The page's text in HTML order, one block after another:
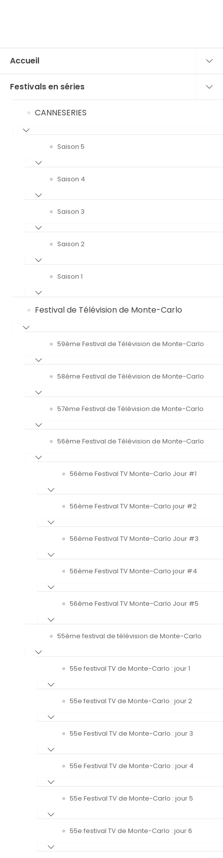
Accueil
Festivals en séries
CANNESERIES
Saison 5
Saison 4
Saison 3
Saison 2
Saison 1
Festival de Télévision de Monte-Carlo
59ème Festival de Télévision de Monte-Carlo
58ème Festival de Télévision de Monte-Carlo
57ème Festival de Télévision de Monte-Carlo
56ème Festival de Télévision de Monte-Carlo
56ème Festival TV Monte-Carlo Jour #1
56ème Festival TV Monte-Carlo jour #2
56ème Festival TV Monte-Carlo Jour #3
56ème Festival TV Monte-Carlo jour #4
56ème Festival TV Monte-Carlo Jour #5
55ème festival de télévision de Monte-Carlo
55e festival TV de Monte-Carlo : jour 1
55e festival TV de Monte-Carlo : jour 2
55e Festival TV de Monte-Carlo : jour 3
55e Festival TV de Monte-Carlo : jour 4
55e Festival TV de Monte-Carlo : jour 5
55e festival TV de Monte-Carlo : jour 6